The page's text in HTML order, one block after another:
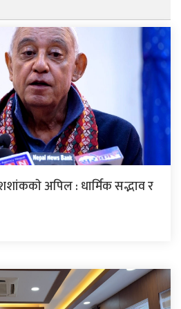
अपिल : धार्मिक सद्भाव र